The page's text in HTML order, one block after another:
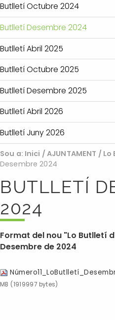
Butlletí Octubre 2024
Butlletí Desembre 2024
Butlletí Abril 2025
Butlletí Octubre 2025
Butlletí Desembre 2025
Butlletí Abril 2026
Butlletí Juny 2026
Sou a: Inici /AJUNTAMENT / Lo
Desembre 2024
BUTLLETÍ
2024
Format del nou "Lo Butlletí
Desembre de 2024
MB (1919997 bytes)